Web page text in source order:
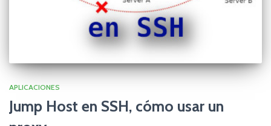
APLICACIONES
Jump Host en SSH, cómo usar un